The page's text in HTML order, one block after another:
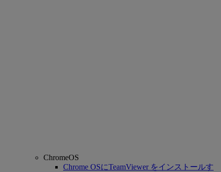
ChromeOS
Chrome OSにTeamViewer をインストールす